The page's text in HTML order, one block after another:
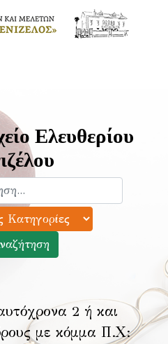
Ελευθερίου
2 ή και
με κόμμα Π.Χ: